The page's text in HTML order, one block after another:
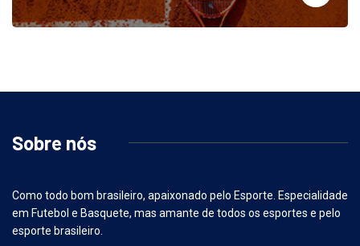
Sobre nós
Como todo bom brasileiro, apaixonado pelo Esporte. Especialidade
em Futebol e Basquete, mas amante de todos os esportes e pelo
esporte brasileiro.